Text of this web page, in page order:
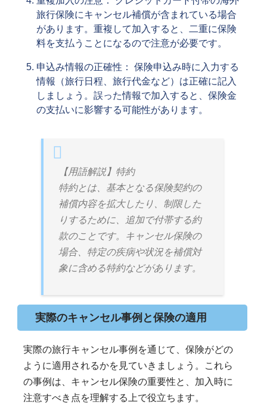
旅行保険にキャンセル補償が含まれている場合
があります。重複して加入すると、二重に保険
料を支払うことになるので注意が必要です。
申込み情報の正確性： 保険申込み時に入力する
情報（旅行日程、旅行代金など）は正確に記入
しましょう。誤った情報で加入すると、保険金
の支払いに影響する可能性があります。
【用語解説】特約
特約とは、基本となる保険契約の
補償内容を拡大したり、制限した
りするために、追加で付帯する約
款のことです。キャンセル保険の
場合、特定の疾病や状況を補償対
象に含める特約などがあります。
実際のキャンセル事例と保険の適用
実際の旅行キャンセル事例を通じて、保険がどの
ように適用されるかを見ていきましょう。これら
の事例は、キャンセル保険の重要性と、加入時に
注意すべき点を理解する上で役立ちます。